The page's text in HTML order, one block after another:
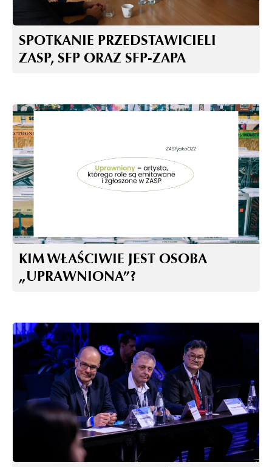
SPOTKANIE PRZEDSTAWICIELI
ZASP, SFP ORAZ SFP-ZAPA
KIM WŁAŚCIWIE JEST OSOBA
„UPRAWNIONA”?